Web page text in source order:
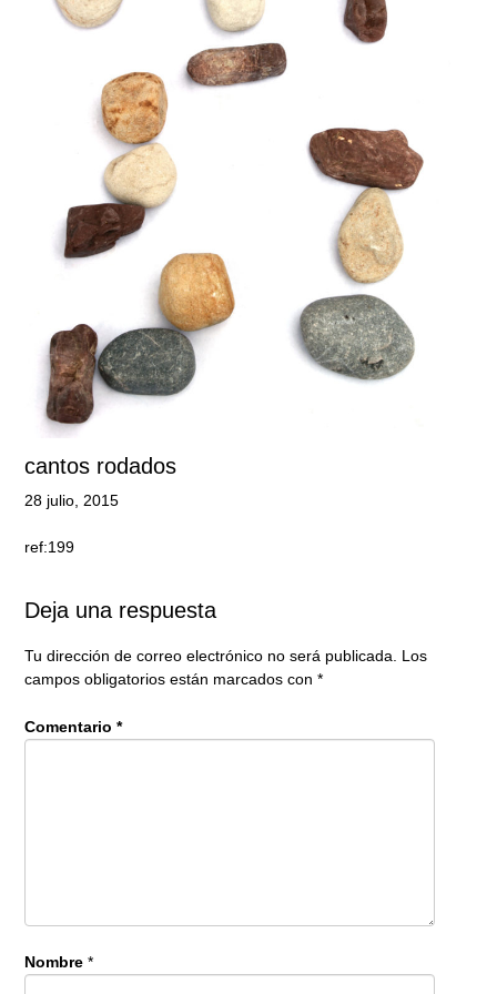
cantos rodados
28 julio, 2015
ref:199
Deja una respuesta
Tu dirección de correo electrónico no será publicada.
Los
campos obligatorios están marcados con *
Comentario *
Nombre *